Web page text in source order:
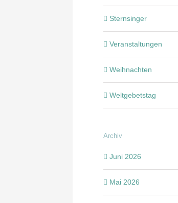
Sternsinger
Veranstaltungen
Weihnachten
Weltgebetstag
Archiv
Juni 2026
Mai 2026